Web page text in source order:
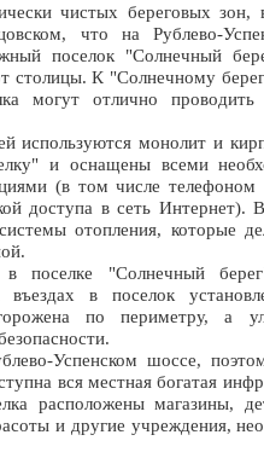
чистых береговых зон,
что на Рублево-
поселок "Солнечный
столицы. К "Солнечному
могут отлично
используются монолит и
и оснащены всеми
(в том числе телефоном
доступа в сеть Интернет).
отопления, которые
"Солнечный берег"
въездах в поселок
по периметру, а
Успенском шоссе,
вся местная богатая
расположены магазины,
и другие учреждения,